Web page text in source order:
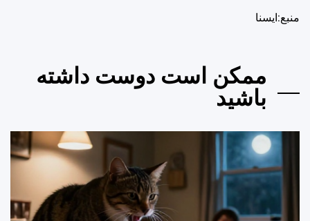
منبع:ایسنا
ممکن است دوست داشته
باشید